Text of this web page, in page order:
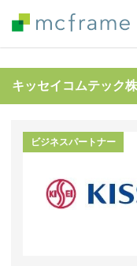
キッセイコムテック
ビジネスパートナー